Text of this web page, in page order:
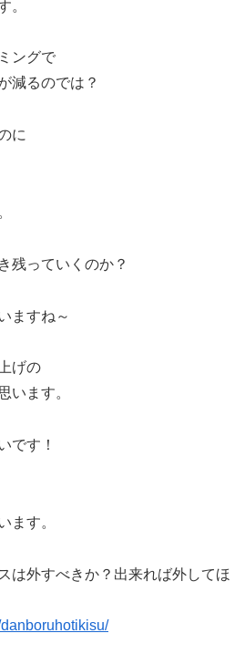
。
ングで
減るのでは？
に
残っていくのか？
ますね～
げの
います。
です！
ます。
は外すべきか？出来れば外してほ